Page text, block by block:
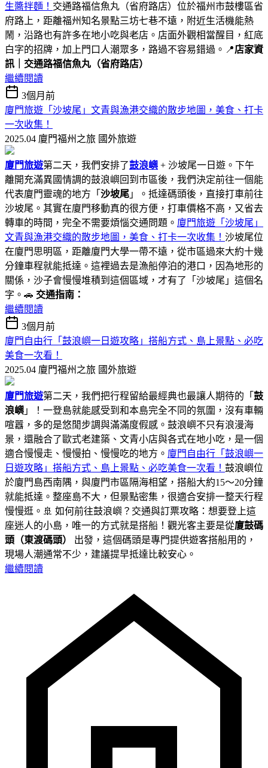
生醬拌麵！ 交通路福信魚丸（省府路店）位於福州市鼓樓區省
府路上，距離福州知名景點三坊七巷不遠，附近生活機能熱
鬧，沿路也有許多在地小吃與老店。店面外觀相當醒目，紅底
白字的招牌，加上門口人潮眾多，路過不容易錯過。📍店家資
訊｜交通路福信魚丸（省府路店）
繼續閱讀
3個月前
廈門旅遊「沙坡尾」文青與漁港交織的散步地圖，美食、打卡
一次收集！
2025.04 廈門福州之旅 國外旅遊
廈門旅遊第二天，我們安排了鼓浪嶼 + 沙坡尾一日遊。下午
離開充滿異國情調的鼓浪嶼回到市區後，我們決定前往一個能
代表廈門靈魂的地方「 沙坡尾 」。抵達碼頭後，直接打車前往
沙坡尾。其實在廈門移動真的很方便，打車價格不高，又省去
轉車的時間，完全不需要煩惱交通問題。 廈門旅遊「沙坡尾」
文青與漁港交織的散步地圖，美食、打卡一次收集！ 沙坡尾位
在廈門思明區，距離廈門大學一帶不遠，從市區過來大約十幾
分鐘車程就能抵達。這裡過去是漁船停泊的港口，因為地形的
關係，沙子會慢慢堆積到這個區域，才有了「沙坡尾」這個名
字。🚗 交通指南：
繼續閱讀
3個月前
廈門自由行「鼓浪嶼一日遊攻略」搭船方式、島上景點、必吃
美食一次看！
2025.04 廈門福州之旅 國外旅遊
廈門旅遊第二天，我們把行程留給最經典也最讓人期待的「 鼓
浪嶼 」！一登島就能感受到和本島完全不同的氛圍，沒有車輛
喧囂，多的是悠閒步調與滿滿度假感。鼓浪嶼不只有浪漫海
景，還融合了歐式老建築、文青小店與各式在地小吃，是一個
適合慢慢走、慢慢拍、慢慢吃的地方。 廈門自由行「鼓浪嶼一
日遊攻略」搭船方式、島上景點、必吃美食一次看！ 鼓浪嶼位
於廈門島西南隅，與廈門市區隔海相望，搭船大約15～20分鐘
就能抵達。整座島不大，但景點密集，很適合安排一整天行程
慢慢逛。🚢 如何前往鼓浪嶼？交通與訂票攻略：想要登上這
座迷人的小島，唯一的方式就是搭船！觀光客主要是從廈鼓碼
頭（東渡碼頭）
出發，這個碼頭是專門提供遊客搭船用的，
現場人潮通常不少，建議提早抵達比較安心。
繼續閱讀